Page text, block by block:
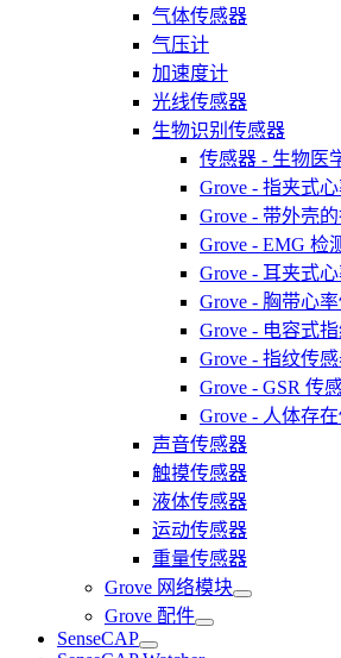
气体传感器
气压计
加速度计
光线传感器
生物识别传感器
传感器 - 生物医
Grove - 指夹式
Grove - 带外壳
Grove - EMG 检
Grove - 耳夹式
Grove - 胸带心
Grove - 电容式
Grove - 指纹传
Grove - GSR 传
Grove - 人体存
声音传感器
触摸传感器
液体传感器
运动传感器
重量传感器
Grove 网络模块
Grove 配件
SenseCAP